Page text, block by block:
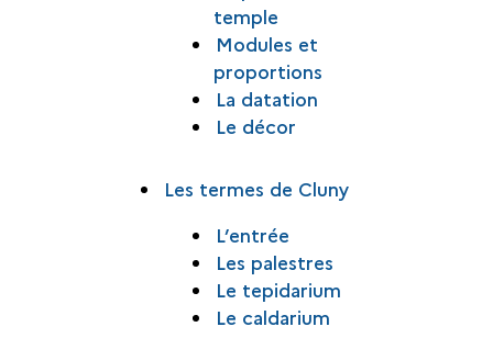
temple
Modules et
proportions
La datation
Le décor
Les termes de Cluny
L’entrée
Les palestres
Le tepidarium
Le caldarium